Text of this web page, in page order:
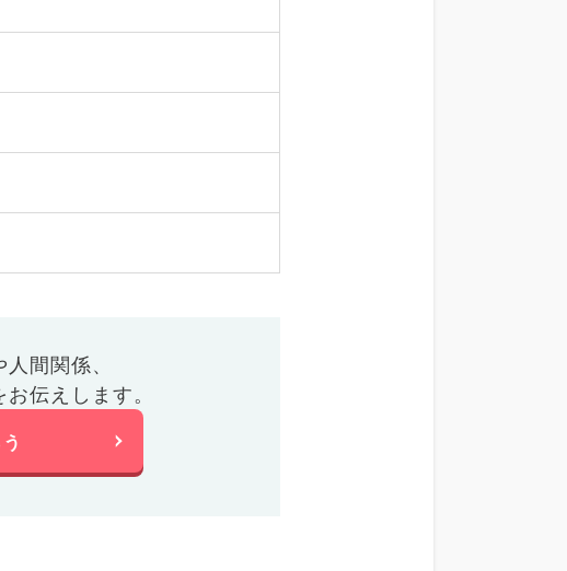
間関係、
伝えします。